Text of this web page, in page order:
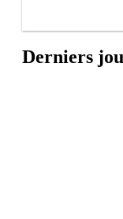
Derniers